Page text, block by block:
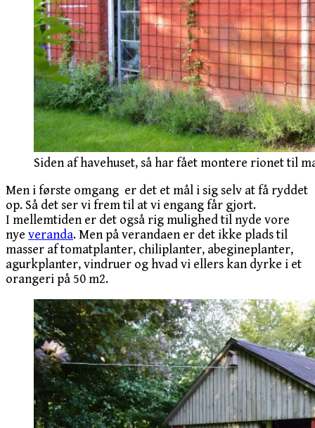
Siden af havehuset, så har fået montere rionet til
Men i første omgang er det et mål i sig selv at få ryddet
op. Så det ser vi frem til at vi engang får gjort.
I mellemtiden er det også rig mulighed til nyde vore
nye veranda. Men på verandaen er det ikke plads til
masser af tomatplanter, chiliplanter, abegineplanter,
agurkplanter, vindruer og hvad vi ellers kan dyrke i et
orangeri på 50 m2.